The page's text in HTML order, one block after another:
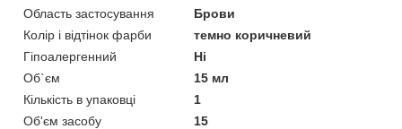
Область застосування
Брови
Колір і відтінок фарби
темно коричневий
Гіпоалергенний
Ні
Об`єм
15 мл
Кількість в упаковці
1
Об'єм засобу
15